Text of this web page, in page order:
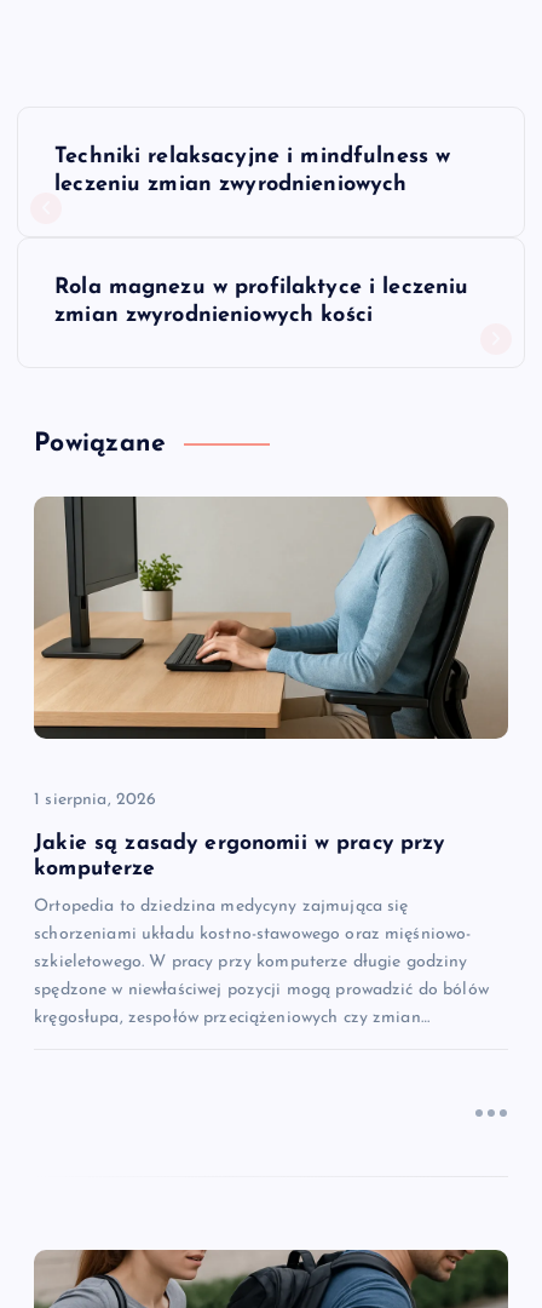
N
a
c
w
p
s
u
Techniki relaksacyjne i mindfulness w
leczeniu zmian zwyrodnieniowych
Rola magnezu w profilaktyce i leczeniu
zmian zwyrodnieniowych kości
Powiązane
1 sierpnia, 2026
Jakie są zasady ergonomii w pracy przy
komputerze
Ortopedia to dziedzina medycyny zajmująca się
schorzeniami układu kostno-stawowego oraz mięśniowo-
szkieletowego. W pracy przy komputerze długie godziny
spędzone w niewłaściwej pozycji mogą prowadzić do bólów
kręgosłupa, zespołów przeciążeniowych czy zmian…